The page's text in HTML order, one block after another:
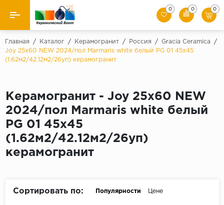
Назад
Производители
Керамогранит
Мозаики
Искусственный камень
0 0 0
Главная / Каталог / Керамогранит / Россия / Gracia Ceramica
/
Joy 25х60 NEW 2024/пол Marmaris white белый PG 01 45x45
(1.62м2/42.12м2/26уп) керамогранит
Керамогранит - Joy 25х60 NEW
2024/пол Marmaris white белый
PG 01 45x45
(1.62м2/42.12м2/26уп)
керамогранит
Сортировать по: Популярности Цене